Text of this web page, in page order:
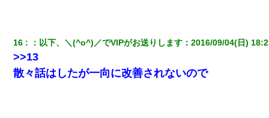
16 ： 以下、＼(^o^)／でVIPがお送りします ：2016/09/04(日)
>>13
散々話はしたが一向に改善されないので